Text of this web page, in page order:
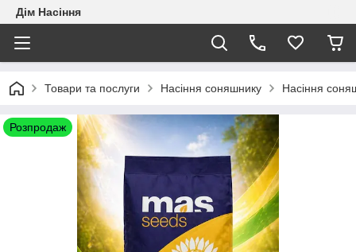
Дім Насіння
Товари та послуги Насіння соняшнику Насіння
Розпродаж